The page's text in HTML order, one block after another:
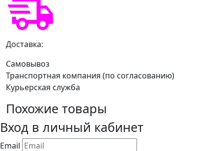
Доставка:
Самовывоз
Транспортная компания (по согласованию)
Курьерская служба
Похожие товары
Вход в личный кабинет
Email